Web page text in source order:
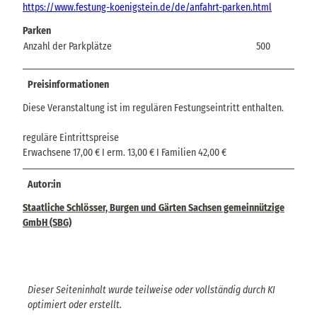
https://www.festung-koenigstein.de/de/anfahrt-parken.html
Parken
Anzahl der Parkplätze
500
Preisinformationen
Diese Veranstaltung ist im regulären Festungseintritt enthalten.
reguläre Eintrittspreise
Erwachsene 17,00 € I erm. 13,00 € I Familien 42,00 €
Autor:in
Staatliche Schlösser, Burgen und Gärten Sachsen gemeinnützige
GmbH (SBG)
Dieser Seiteninhalt wurde teilweise oder vollständig durch KI
optimiert oder erstellt.